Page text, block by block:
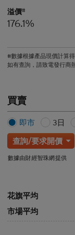
溢價#
176.1%
#數據根據產品現價計算
如有查詢，請致電發行商
買賣
即市 3日
查詢/要求開價
數據由財經智珠網提供
花旗平均
市場平均